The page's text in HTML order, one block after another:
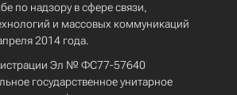
по надзору в сфере связи,
и массовых коммуникаций
2014 года.
Эл № ФС77-57640
государственное унитарное